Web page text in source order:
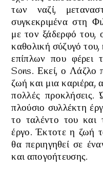
των ναζί,
συγκεκριμένα στη
με τον ξάδερφό του,
καθολική σύζυγό του,
επίπλων που φέρει
Sons. Εκεί, οΛάζλο
ζωή και μια καριέρα,
πολλές προκλήσεις.
πλούσιο συλλέκτη
το ταλέντο του και
έργο. Έκτοτεη ζωή
θαπεριηγηθεί σε
και απογοήτευσης.